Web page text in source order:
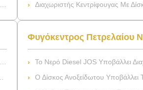
Διαχωριστής Κεντρίφουγας Με Δίσκο Καθαρισμού Λιπαντικού Θαλάσσιου
Φυγόκεντρος Πετρελαίου
Το Νερό Diesel JOS Υποβάλλει Διαχωριστών Σε
Ο Δίσκος Ανοξείδωτου Υποβάλλει Τη Μηχανή